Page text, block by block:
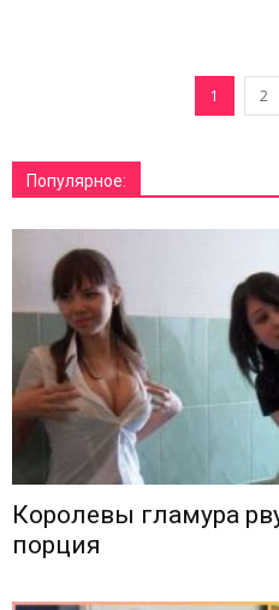
1 2
Популярное:
Королевы гламура
порция